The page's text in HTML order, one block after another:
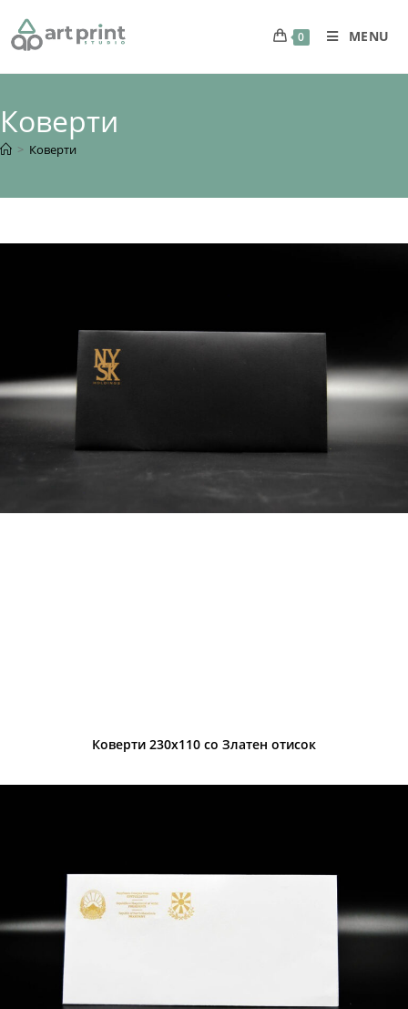
0 MENU
Коверти
> Коверти
Коверти 230х110 со Златен отисок